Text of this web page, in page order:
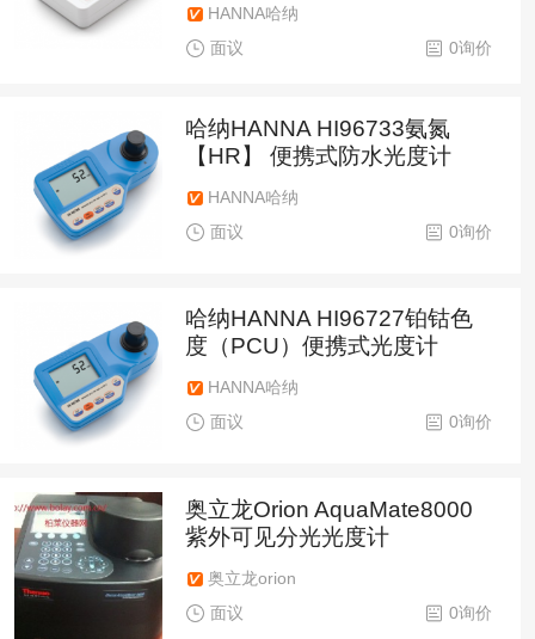
HANNA哈纳
0询价
面议
哈纳HANNA HI96733氨氮
【HR】 便携式防水光度计
HANNA哈纳
0询价
面议
哈纳HANNA HI96727铂钴色
度（PCU）便携式光度计
HANNA哈纳
0询价
面议
奥立龙Orion AquaMate8000
紫外可见分光光度计
奥立龙orion
0询价
面议